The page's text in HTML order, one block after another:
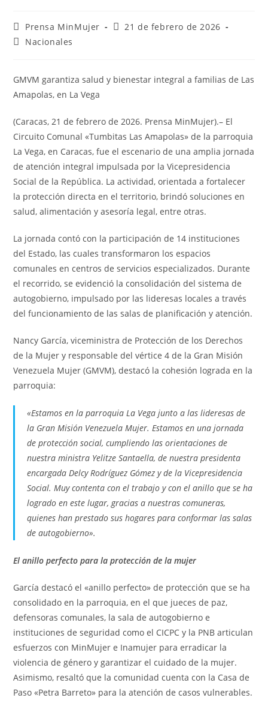
Prensa MinMujer
21 de febrero de 2026
Nacionales
GMVM garantiza salud y bienestar integral a familias de Las
Amapolas, en La Vega
(Caracas, 21 de febrero de 2026. Prensa MinMujer).– El
Circuito Comunal «Tumbitas Las Amapolas» de la parroquia
La Vega, en Caracas, fue el escenario de una amplia jornada
de atención integral impulsada por la Vicepresidencia
Social de la República. La actividad, orientada a fortalecer
la protección directa en el territorio, brindó soluciones en
salud, alimentación y asesoría legal, entre otras.
La jornada contó con la participación de 14 instituciones
del Estado, las cuales transformaron los espacios
comunales en centros de servicios especializados. Durante
el recorrido, se evidenció la consolidación del sistema de
autogobierno, impulsado por las lideresas locales a través
del funcionamiento de las salas de planificación y atención.
Nancy García, viceministra de Protección de los Derechos
de la Mujer y responsable del vértice 4 de la Gran Misión
Venezuela Mujer (GMVM), destacó la cohesión lograda en la
parroquia:
«Estamos en la parroquia La Vega junto a las lideresas de
la Gran Misión Venezuela Mujer. Estamos en una jornada
de protección social, cumpliendo las orientaciones de
nuestra ministra Yelitze Santaella, de nuestra presidenta
encargada Delcy Rodríguez Gómez y de la Vicepresidencia
Social. Muy contenta con el trabajo y con el anillo que se ha
logrado en este lugar, gracias a nuestras comuneras,
quienes han prestado sus hogares para conformar las salas
de autogobierno».
El anillo perfecto para la protección de la mujer
García destacó el «anillo perfecto» de protección que se ha
consolidado en la parroquia, en el que jueces de paz,
defensoras comunales, la sala de autogobierno e
instituciones de seguridad como el CICPC y la PNB articulan
esfuerzos con MinMujer e Inamujer para erradicar la
violencia de género y garantizar el cuidado de la mujer.
Asimismo, resaltó que la comunidad cuenta con la Casa de
Paso «Petra Barreto» para la atención de casos vulnerables.